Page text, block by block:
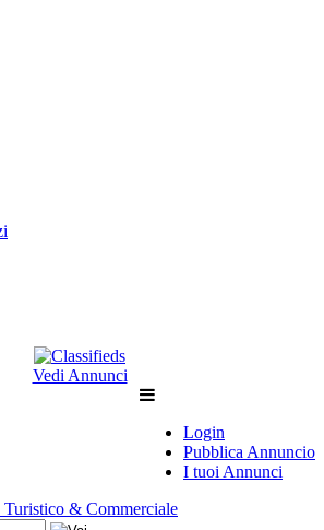
Vedi Annunci
Login
Pubblica Annuncio
I tuoi Annunci